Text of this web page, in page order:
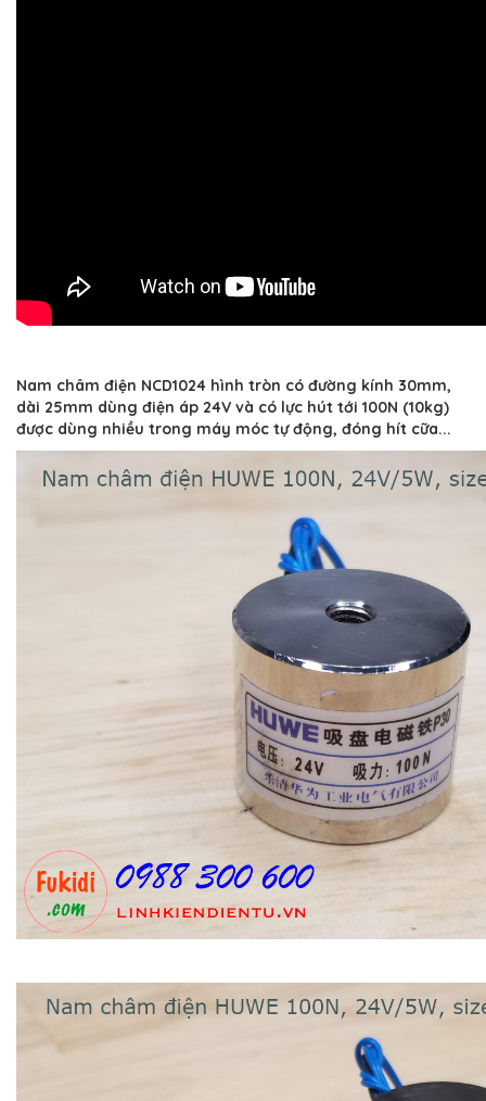
Nam châm điện NCD1024 hình tròn có đường kính 30mm,
dài 25mm dùng điện áp 24V và có lực hút tới 100N (10kg)
được dùng nhiều trong máy móc tự động, đóng hít cữa...